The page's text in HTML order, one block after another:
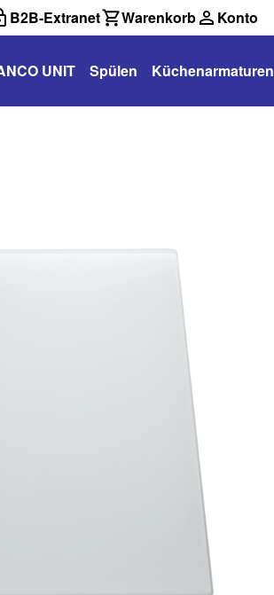
B2B-Extranet Warenkorb Konto
UNIT Spülen Küchenarmaturen